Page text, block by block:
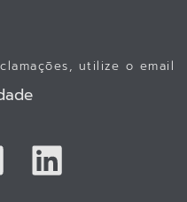
utilize o email